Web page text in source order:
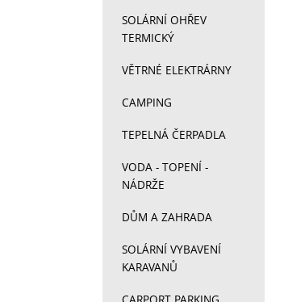
SOLÁRNÍ OHŘEV
TERMICKÝ
VĚTRNÉ ELEKTRÁRNY
CAMPING
TEPELNÁ ČERPADLA
VODA - TOPENÍ -
NÁDRŽE
DŮM A ZAHRADA
SOLÁRNÍ VYBAVENÍ
KARAVANŮ